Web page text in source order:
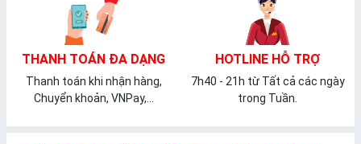
THANH TOÁN ĐA DẠNG
Thanh toán khi nhận hàng,
Chuyển khoản, VNPay,...
HOTLINE HỖ TRỢ
7h40 - 21h từ Tất cả các ngày
trong Tuần.